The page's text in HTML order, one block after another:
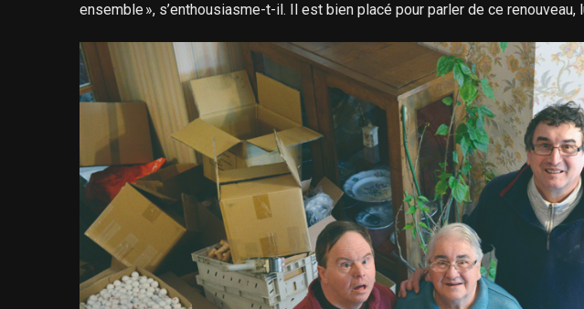
ensemble », s’enthousiasme-t-il. Il est bien placé pour parler de ce